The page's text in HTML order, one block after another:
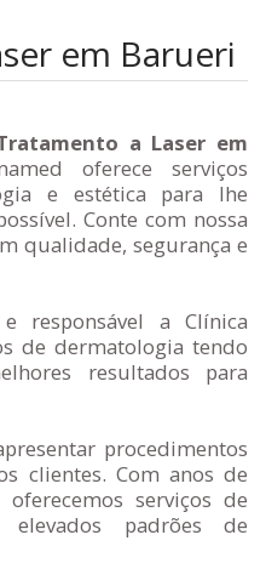
em Barueri
a Laser em
oferece serviços
e estética para lhe
Conte com nossa
qualidade, segurança e
responsável a Clínica
de dermatologia tendo
resultados para
procedimentos
clientes. Com anos de
serviços de
padrões de